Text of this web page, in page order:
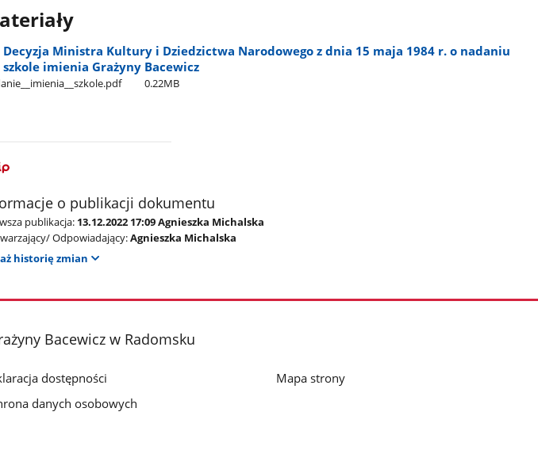
Decyzja Ministra Kultury i Dziedzictwa Narodowego z dnia 15 maja 1984 r. o nadaniu
szkole imienia Grażyny Bacewicz
0.22MB
o publikacji dokumentu
publikacja: 13.12.2022 17:09 Agnieszka Michalska
Odpowiadający:Agnieszka Michalska
historię zmian
Bacewicz w Radomsku
dostępności
danych osobowych
Mapa strony